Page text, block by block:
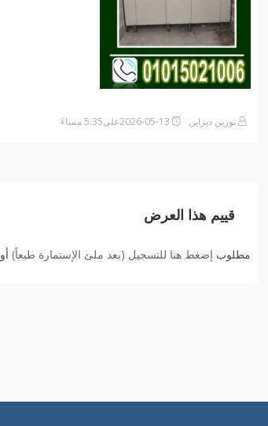
نورين ديزاين
قييم هذا العرض
مطلوب إضغط هنا للتسجيل (بعد ملئ الإستمارة طبعاً) أو